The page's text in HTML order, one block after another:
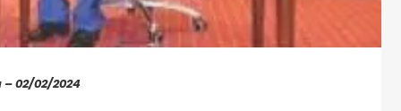
02/02/2024